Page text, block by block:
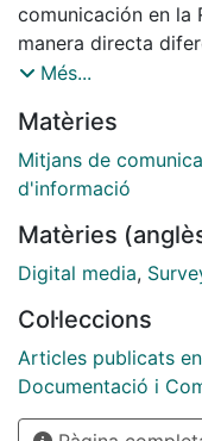
comunicación en la
manera directa
sobre los servicios
lectores del diario
cómo los servicios
incrementan el
periódico en papel,
de noticias.
Més...
Matèries
Mitjans de
d'informació
Matèries
Digital media,
Col·leccions
Articles publicats
Documentació i